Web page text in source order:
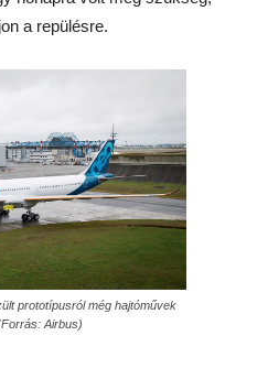
a repülésre.
prototípusról még hajtóművek
Airbus)